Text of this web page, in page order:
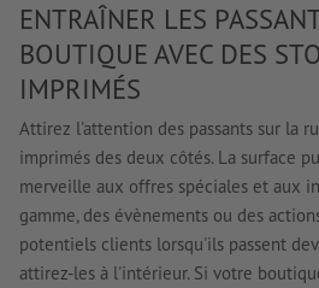
ENTRAÎNER LES
BOUTIQUE AVEC DES
IMPRIMÉS
Attirez l'attention des passants sur la
imprimés des deux côtés. La surface
merveille aux offres spéciales et aux
gamme, des évènements ou des
potentiels clients lorsqu'ils passent
attirez-les à l'intérieur. Si votre